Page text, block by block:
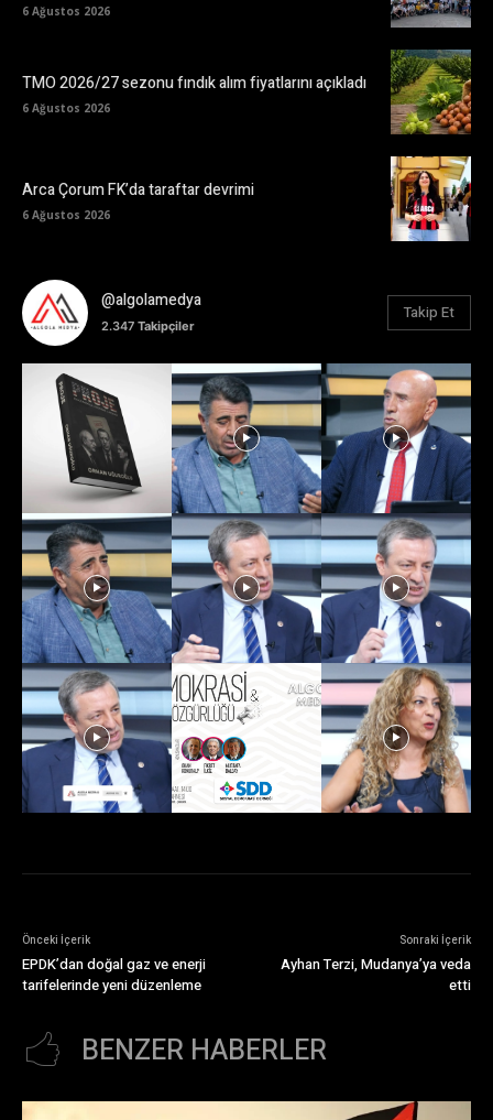
6 Ağustos 2026
TMO 2026/27 sezonu fındık alım fiyatlarını açıkladı
6 Ağustos 2026
Arca Çorum FK’da taraftar devrimi
6 Ağustos 2026
@algolamedya
2.347 Takipçiler
Takip Et
Önceki İçerik
EPDK’dan doğal gaz ve enerji
tarifelerinde yeni düzenleme
Sonraki İçerik
Ayhan Terzi, Mudanya’ya veda
etti
BENZER HABERLER